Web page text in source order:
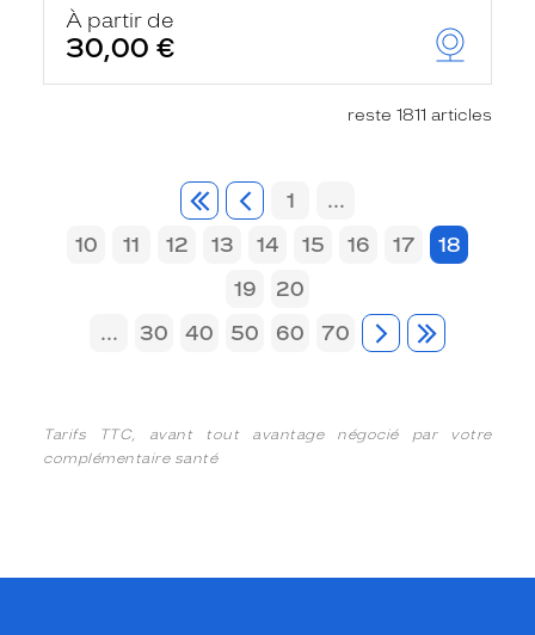
À partir de
30,00 €
reste 1811 articles
1
...
10
11 12 13 14 15 16 17
18
19
20
...
30 40 50 60 70
Tarifs TTC, avant tout avantage négocié par votre
complémentaire santé